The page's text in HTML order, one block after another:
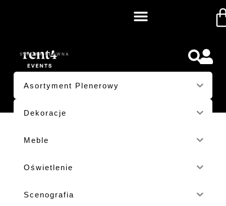
TARGI
STRONA GŁÓWNA
Asortyment Plenerowy
Dekoracje
Meble
Oświetlenie
Scenografia